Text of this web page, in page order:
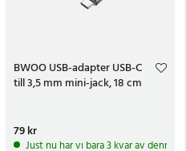
BWOO USB-adapter USB-C
till 3,5 mm mini-jack, 18 cm
Pris:
79 kr
Just nu har vi bara 3 kvar av denna